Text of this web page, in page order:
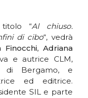
titolo “Al chiuso.
di cibo“, vedrà
Finocchi, Adriana
e autrice CLM,
di Bergamo, e
ed editrice.
SIL e parte